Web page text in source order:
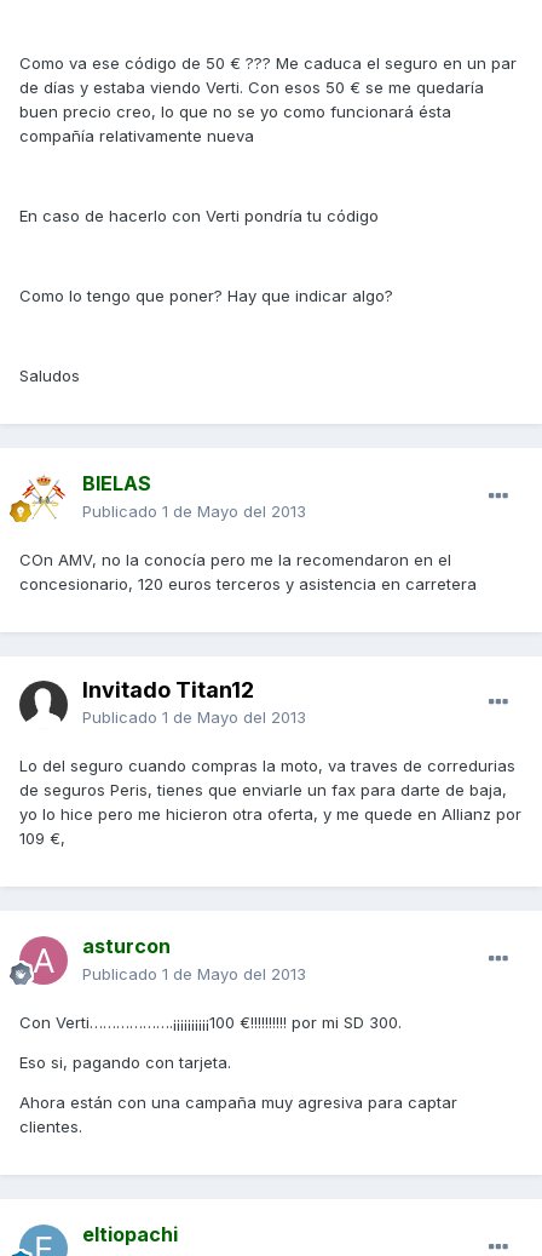
Como va ese código de 50 € ??? Me caduca el seguro en un par
de días y estaba viendo Verti. Con esos 50 € se me quedaría
buen precio creo, lo que no se yo como funcionará ésta
compañía relativamente nueva
En caso de hacerlo con Verti pondría tu código
Como lo tengo que poner? Hay que indicar algo?
Saludos
BIELAS
Publicado 1 de Mayo del 2013
COn AMV, no la conocía pero me la recomendaron en el
concesionario, 120 euros terceros y asistencia en carretera
Invitado Titan12
Publicado 1 de Mayo del 2013
Lo del seguro cuando compras la moto, va traves de corredurias
de seguros Peris, tienes que enviarle un fax para darte de baja,
yo lo hice pero me hicieron otra oferta, y me quede en Allianz por
109 €,
asturcon
Publicado 1 de Mayo del 2013
Con Verti……………….¡¡¡¡¡¡¡¡¡¡100 €!!!!!!!!!! por mi SD 300.
Eso si, pagando con tarjeta.
Ahora están con una campaña muy agresiva para captar
clientes.
eltiopachi